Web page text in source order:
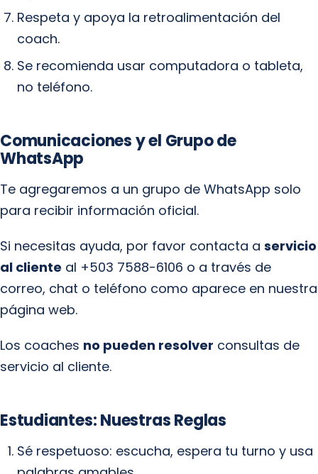
Respeta y apoya la retroalimentación del
coach.
Se recomienda usar computadora o tableta,
no teléfono.
Comunicaciones y el Grupo de
WhatsApp
Te agregaremos a un grupo de WhatsApp solo
para recibir información oficial.
Si necesitas ayuda, por favor contacta a servicio
al cliente al +503 7588-6106 o a través de
correo, chat o teléfono como aparece en nuestra
página web.
Los coaches no pueden resolver consultas de
servicio al cliente.
Estudiantes: Nuestras Reglas
Sé respetuoso: escucha, espera tu turno y usa